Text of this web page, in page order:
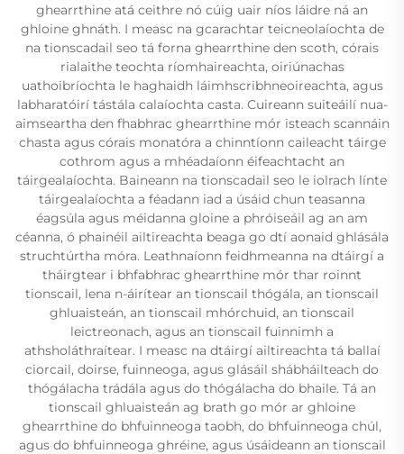
ghearrthine atá ceithre nó cúig uair níos láidre ná an
ghloine ghnáth. I measc na gcarachtar teicneolaíochta de
na tionscadail seo tá forna ghearrthine den scoth, córais
rialaithe teochta ríomhaireachta, oiriúnachas
uathoibríochta le haghaidh láimhscribhneoireachta, agus
labharatóirí tástála calaíochta casta. Cuireann suiteáilí nua-
aimseartha den fhabhrac ghearrthine mór isteach scannáin
chasta agus córais monatóra a chinntíonn caileacht táirge
cothrom agus a mhéadaíonn éifeachtacht an
táirgealaíochta. Baineann na tionscadail seo le iolrach línte
táirgealaíochta a féadann iad a úsáid chun teasanna
éagsúla agus méidanna gloine a phróiseáil ag an am
céanna, ó phainéil ailtireachta beaga go dtí aonaid ghlásála
struchtúrtha móra. Leathnaíonn feidhmeanna na dtáirgí a
tháirgtear i bhfabhrac ghearrthine mór thar roinnt
tionscail, lena n-áirítear an tionscail thógála, an tionscail
ghluaisteán, an tionscail mhórchuid, an tionscail
leictreonach, agus an tionscail fuinnimh a
athsholáthraítear. I measc na dtáirgí ailtireachta tá ballaí
ciorcail, doirse, fuinneoga, agus glásáil shábháilteach do
thógálacha trádála agus do thógálacha do bhaile. Tá an
tionscail ghluaisteán ag brath go mór ar ghloine
ghearrthine do bhfuinneoga taobh, do bhfuinneoga chúl,
agus do bhfuinneoga ghréine, agus úsáideann an tionscail